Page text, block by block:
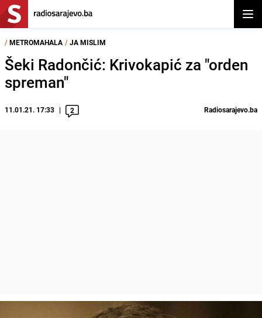
/ METROMAHALA / JA MISLIM
Šeki Radončić: Krivokapić za "orden
spreman"
11.01.21. 17:33 2 Radiosarajevo.ba